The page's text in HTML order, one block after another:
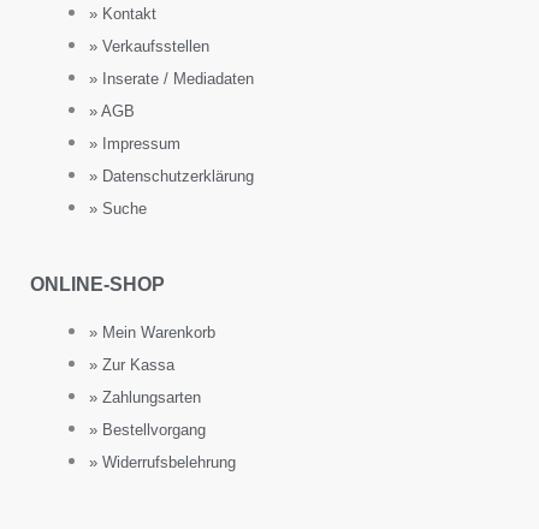
» Kontakt
» Verkaufsstellen
» Inserate / Mediadaten
» AGB
» Impressum
» Datenschutzerklärung
» Suche
ONLINE-SHOP
» Mein Warenkorb
» Zur Kassa
» Zahlungsarten
» Bestellvorgang
» Widerrufsbelehrung